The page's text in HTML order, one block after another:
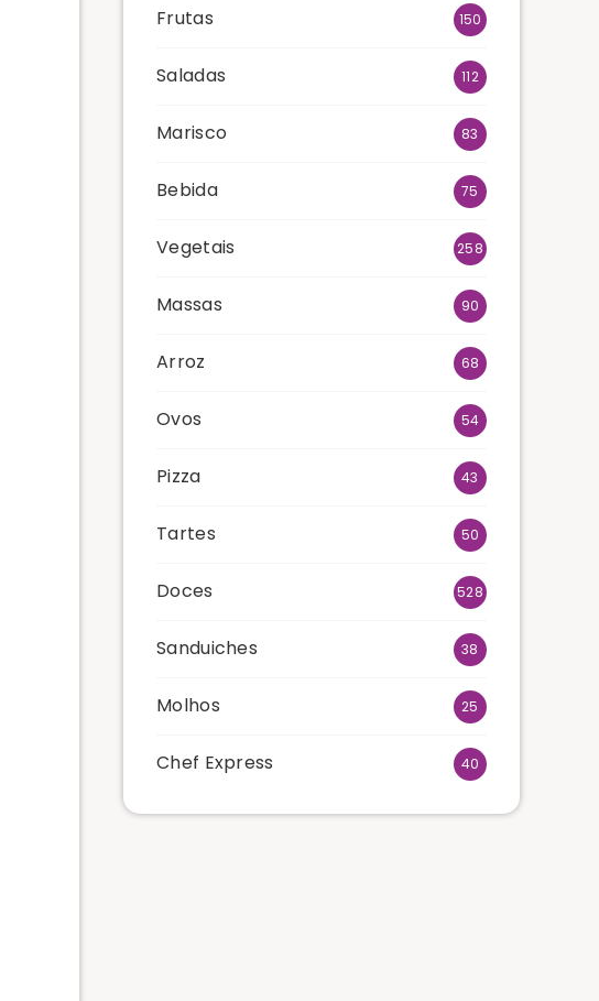
Frutas 150
Saladas 112
Marisco 83
Bebida 75
Vegetais 258
Massas 90
Arroz 68
Ovos 54
Pizza 43
Tartes 50
Doces 528
Sanduiches 38
Molhos 25
Chef Express 40